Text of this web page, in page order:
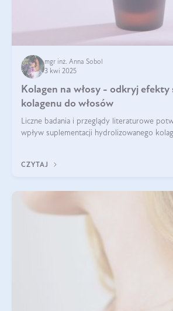
mgr inż. Anna Sobol
3 kwi 2025
Kolagen na włosy - odkryj efekty
kolagenu do włosów
Liczne badania i przeglądy literaturowe
wpływ suplementacji hydrolizowanego
CZYTAJ